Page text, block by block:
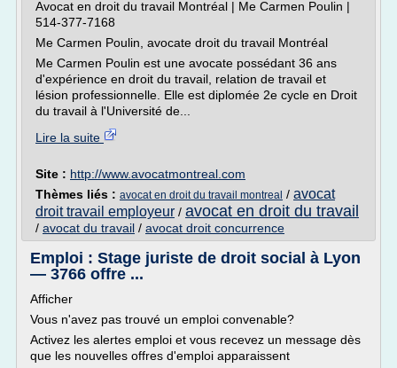
Avocat en droit du travail Montréal | Me Carmen Poulin |
514-377-7168
Me Carmen Poulin, avocate droit du travail Montréal
Me Carmen Poulin est une avocate possédant 36 ans
d'expérience en droit du travail, relation de travail et
lésion professionnelle. Elle est diplomée 2e cycle en Droit
du travail à l'Université de...
Lire la suite
Site : http://www.avocatmontreal.com
Thèmes liés : avocat en droit du travail montreal / avocat
droit travail employeur / avocat en droit du travail
/ avocat du travail / avocat droit concurrence
Emploi : Stage juriste de droit social à Lyon
— 3766 offre ...
Afficher
Vous n'avez pas trouvé un emploi convenable?
Activez les alertes emploi et vous recevez un message dès
que les nouvelles offres d'emploi apparaissent